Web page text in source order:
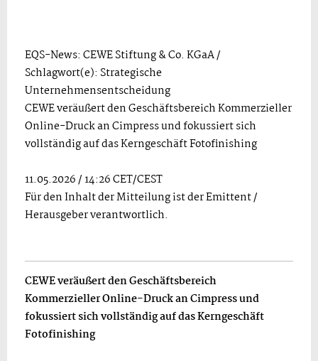
EQS-News: CEWE Stiftung & Co. KGaA /
Schlagwort(e): Strategische
Unternehmensentscheidung
CEWE veräußert den Geschäftsbereich Kommerzieller
Online-Druck an Cimpress und fokussiert sich
vollständig auf das Kerngeschäft Fotofinishing
11.05.2026 / 14:26 CET/CEST
Für den Inhalt der Mitteilung ist der Emittent /
Herausgeber verantwortlich.
CEWE veräußert den Geschäftsbereich
Kommerzieller Online-Druck an Cimpress und
fokussiert sich vollständig auf das Kerngeschäft
Fotofinishing